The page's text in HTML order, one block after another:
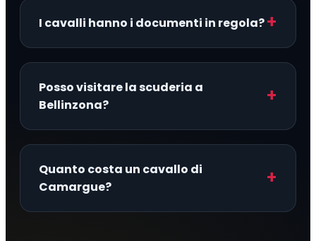
I cavalli hanno i documenti in regola?
Posso visitare la scuderia a
Bellinzona?
Quanto costa un cavallo di
Camargue?